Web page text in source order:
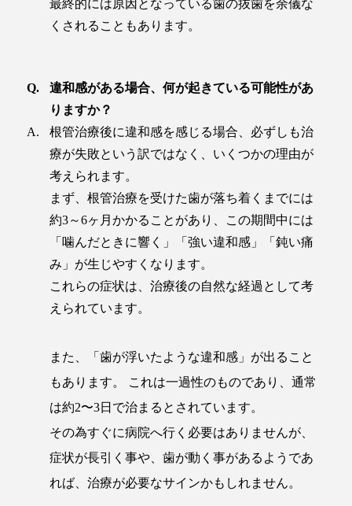
最終的には原因となっている歯の抜歯を余儀な
くされることもあります。
違和感がある場合、何が起きている可能性があ
りますか？
根管治療後に違和感を感じる場合、必ずしも治
療が失敗という訳ではなく、いくつかの理由が
考えられます。
まず、根管治療を受けた歯が落ち着くまでには
約3～6ヶ月かかることがあり、この期間中には
「噛んだときに響く」「強い違和感」「鈍い痛
み」が生じやすくなります。
これらの症状は、治療後の自然な経過として考
えられています。
また、「歯が浮いたような違和感」が出ること
もあります。 これは一過性のものであり、通常
は約2〜3日で治まるとされています。
その為すぐに病院へ行く必要はありませんが、
症状が長引く事や、歯が動く事があるようであ
れば、治療が必要なサインかもしれません。